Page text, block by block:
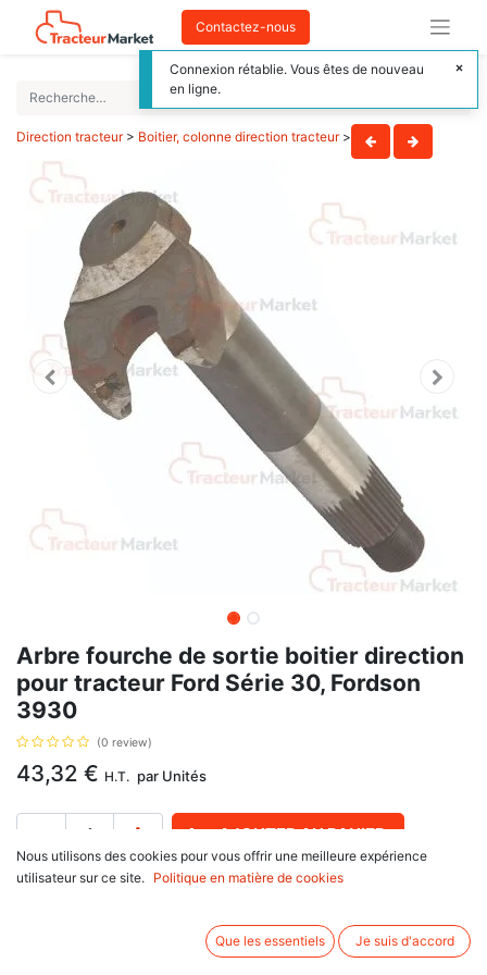
Contactez-nous
Direction tracteur> Boitier, colonne direction tracteur>
Arbre fourche de sortie boitier direction
pour tracteur Ford Série 30, Fordson
3930
(0 review)
43,32 € H.T. par Unités
AJOUTER AU PANIER
Délai de livraison : 1 an
Référence C5NN3575A, 81803120. Boite manuel.
Informations complémentaires:
Nous utilisons des cookies pour vous offrir une meilleure expérience
utilisateur sur ce site.
Politique en matière de cookies
Que les essentiels Je suis d'accord
Connexion rétablie. Vous êtes de nouveau
en ligne.